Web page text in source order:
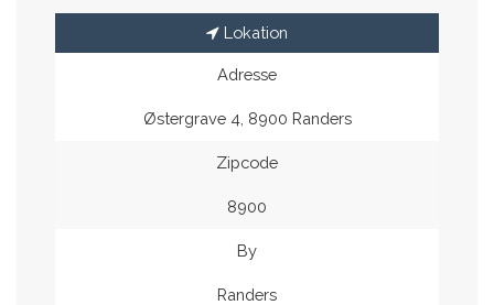
Lokation
Adresse
Østergrave 4, 8900 Randers
Zipcode
8900
By
Randers